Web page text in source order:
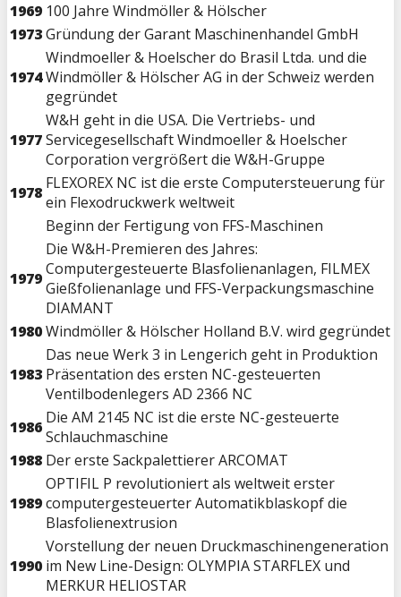
1969 100 Jahre Windmöller & Hölscher
1973Gründung der Garant Maschinenhandel GmbH
1974
Windmoeller & Hoelscher do Brasil Ltda. und die
Windmöller & Hölscher AG in der Schweiz werden
gegründet
1977
W&H geht in die USA. Die Vertriebs- und
Servicegesellschaft Windmoeller & Hoelscher
Corporation vergrößert die W&H-Gruppe
1978 FLEXOREX NC ist die erste Computersteuerung für
ein Flexodruckwerk weltweit
Beginn der Fertigung von FFS-Maschinen
1979
Die W&H-Premieren des Jahres:
Computergesteuerte Blasfolienanlagen, FILMEX
Gießfolienanlage und FFS-Verpackungsmaschine
DIAMANT
1980Windmöller & Hölscher Holland B.V. wird gegründet
1983
Das neue Werk 3 in Lengerich geht in Produktion
Präsentation des ersten NC-gesteuerten
Ventilbodenlegers AD 2366 NC
1986 Die AM 2145 NC ist die erste NC-gesteuerte
Schlauchmaschine
1988 Der erste Sackpalettierer ARCOMAT
1989
OPTIFIL P revolutioniert als weltweit erster
computergesteuerter Automatikblaskopf die
Blasfolienextrusion
1990
Vorstellung der neuen Druckmaschinengeneration
im New Line-Design: OLYMPIA STARFLEX und
MERKUR HELIOSTAR